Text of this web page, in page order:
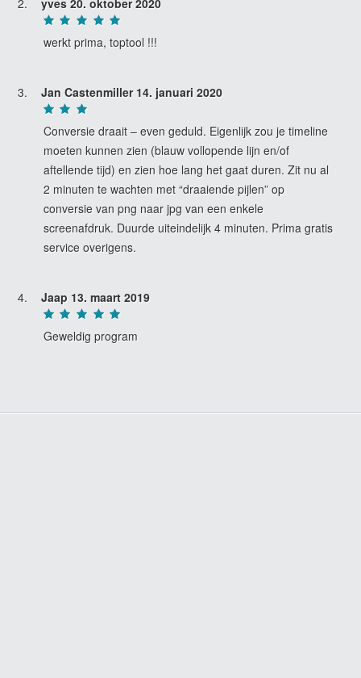
werkt prima, toptool !!!
Jan Castenmiller14. januari 2020
Conversie draait – even geduld. Eigenlijk zou je timeline
moeten kunnen zien (blauw vollopende lijn en/of
aftellende tijd) en zien hoe lang het gaat duren. Zit nu al
2 minuten te wachten met “draaiende pijlen” op
conversie van png naar jpg van een enkele
screenafdruk. Duurde uiteindelijk 4 minuten. Prima gratis
service overigens.
Jaap 13. maart 2019
Geweldig program